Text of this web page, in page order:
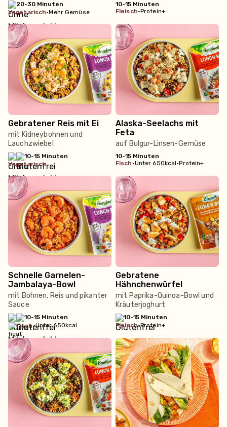
20-30 Minuten
vegetarisch•Mehr Gemüse
10-15 Minuten
fleisch•Protein+
Gebratener Reis mit Ei
mit Kidneybohnen und
Lauchzwiebel
10-15 Minuten
vegetarisch
Alaska-Seelachs mit
Feta
auf Bulgur-Linsen-Gemüse
10-15 Minuten
fisch •Unter 650kcal•Protein+
Schnelle Garnelen-
Jambalaya-Bowl
mit Bohnen, Reis und pikanter
Sauce
10-15 Minuten
fisch•Unter 650kcal
Gebratene
Hähnchenwürfel
mit Paprika-Quinoa-Bowl und
Kräuterjoghurt
10-15 Minuten
fleisch•Protein+